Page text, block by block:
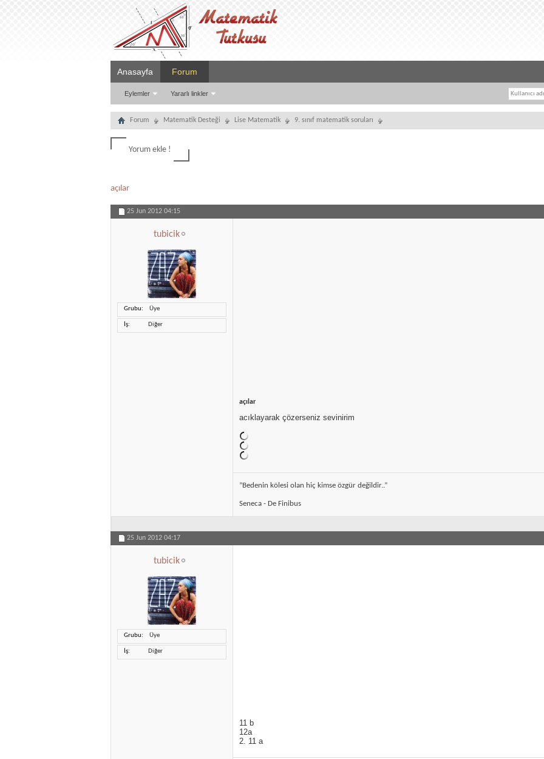
Anasayfa Forum
Eylemler Yararlı linkler
Forum Matematik Desteği Lise Matematik 9. sınıf matematik soruları
Yorum ekle !
açılar
25 Jun 2012 04:15
tubicik
Grubu Üye
İş Diğer
açılar
acıklayarak çözerseniz sevinirim
”Bedenin kölesi olan hiç kimse özgür değildir..”
Seneca - De Finibus
25 Jun 2012 04:17
tubicik
Grubu Üye
İş Diğer
11 b
12a
2. 11 a